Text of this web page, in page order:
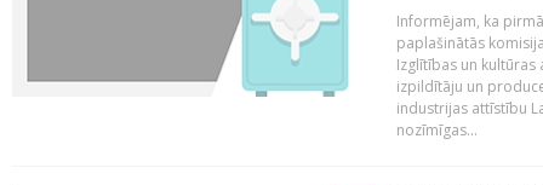
Informējam, ka
paplašinātās
Izglītības un
izpildītāju un
industrijas attīstību
nozīmīgas...